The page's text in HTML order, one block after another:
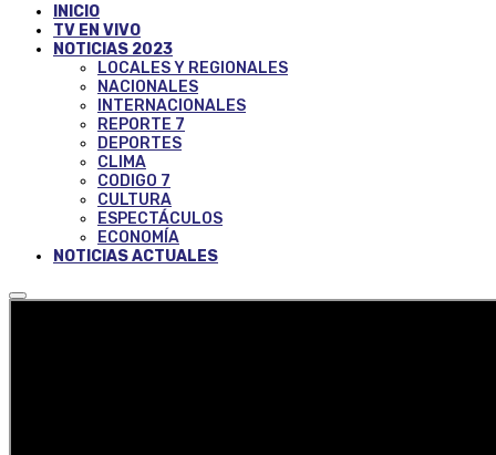
INICIO
TV EN VIVO
NOTICIAS 2023
LOCALES Y REGIONALES
NACIONALES
INTERNACIONALES
REPORTE 7
DEPORTES
CLIMA
CODIGO 7
CULTURA
ESPECTÁCULOS
ECONOMÍA
NOTICIAS ACTUALES